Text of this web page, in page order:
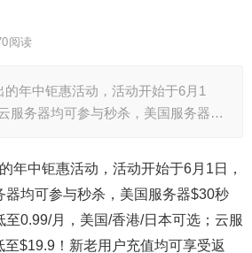
阅读
年中钜惠活动，活动开始于6月1
服务器均可参与秒杀，美国服务器…
年中钜惠活动，活动开始于6月1日，
器均可参与秒杀，美国服务器$30秒
0.99/月，美国/香港/日本可选；云服
$19.9！新老用户充值均可享受返